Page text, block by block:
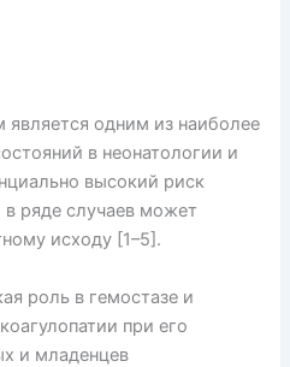
является одним из наиболее
в неонатологии и
высокий риск
в ряде случаев может
исходу [1–5].
роль в гемостазе и
при его
и младенцев